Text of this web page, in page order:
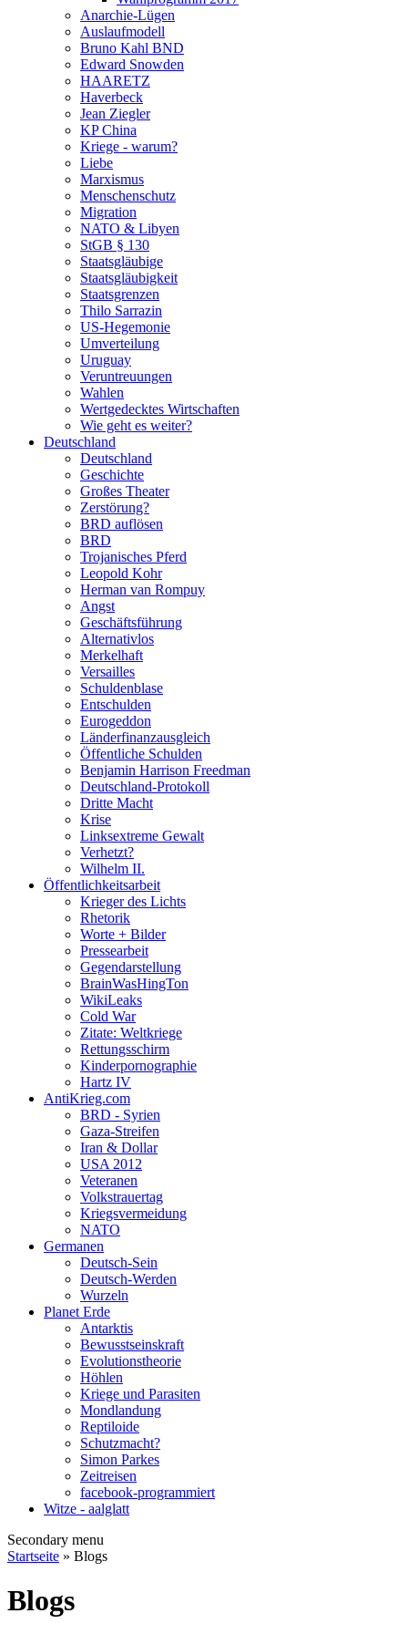
Anarchie-Lügen
Auslaufmodell
Bruno Kahl BND
Edward Snowden
HAARETZ
Haverbeck
Jean Ziegler
KP China
Kriege - warum?
Liebe
Marxismus
Menschenschutz
Migration
NATO & Libyen
StGB § 130
Staatsgläubige
Staatsgläubigkeit
Staatsgrenzen
Thilo Sarrazin
US-Hegemonie
Umverteilung
Uruguay
Veruntreuungen
Wahlen
Wertgedecktes Wirtschaften
Wie geht es weiter?
Deutschland
Deutschland
Geschichte
Großes Theater
Zerstörung?
BRD auflösen
BRD
Trojanisches Pferd
Leopold Kohr
Herman van Rompuy
Angst
Geschäftsführung
Alternativlos
Merkelhaft
Versailles
Schuldenblase
Entschulden
Eurogeddon
Länderfinanzausgleich
Öffentliche Schulden
Benjamin Harrison Freedman
Deutschland-Protokoll
Dritte Macht
Krise
Linksextreme Gewalt
Verhetzt?
Wilhelm II.
Öffentlichkeitsarbeit
Krieger des Lichts
Rhetorik
Worte + Bilder
Pressearbeit
Gegendarstellung
BrainWasHingTon
WikiLeaks
Cold War
Zitate: Weltkriege
Rettungsschirm
Kinderpornographie
Hartz IV
AntiKrieg.com
BRD - Syrien
Gaza-Streifen
Iran & Dollar
USA 2012
Veteranen
Volkstrauertag
Kriegsvermeidung
NATO
Germanen
Deutsch-Sein
Deutsch-Werden
Wurzeln
Planet Erde
Antarktis
Bewusstseinskraft
Evolutionstheorie
Höhlen
Kriege und Parasiten
Mondlandung
Reptiloide
Schutzmacht?
Simon Parkes
Zeitreisen
facebook-programmiert
Witze - aalglatt
Secondary menu
Startseite » Blogs
Blogs